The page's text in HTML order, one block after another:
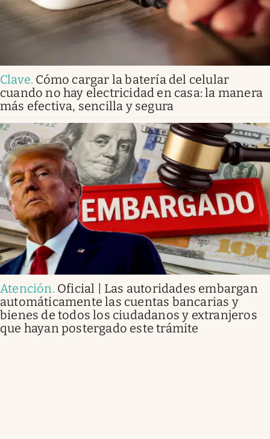
Clave. Cómo cargar la batería del celular
cuando no hay electricidad en casa: la manera
más efectiva, sencilla y segura
Atención. Oficial | Las autoridades embargan
automáticamente las cuentas bancarias y
bienes de todos los ciudadanos y extranjeros
que hayan postergado este trámite